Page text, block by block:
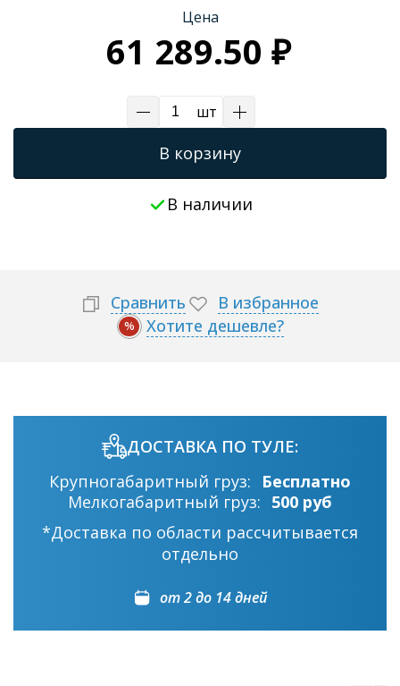
Трапы для душевых
Цена
61 289.50 ₽
шт
В корзину
В наличии
Сравнить В избранное
% Хотите дешевле?
ДОСТАВКА ПО ТУЛЕ:
Крупногабаритный груз:
Бесплатно
Мелкогабаритный груз: 500 руб
*Доставка по области рассчитывается
отдельно
от 2 до 14 дней